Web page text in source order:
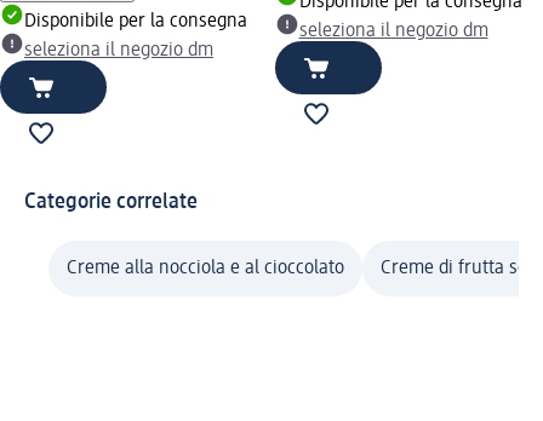
Disponibile per la consegna
seleziona il negozio dm
seleziona il negozio dm
Categorie correlate
Creme alla nocciola e al cioccolato Creme di frutta